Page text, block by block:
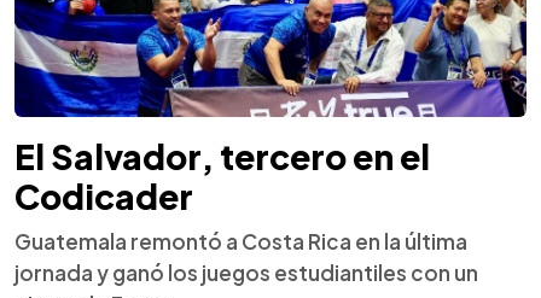
El Salvador, tercero en el
Codicader
Guatemala remontó a Costa Rica en la última
jornada y ganó los juegos estudiantiles con un